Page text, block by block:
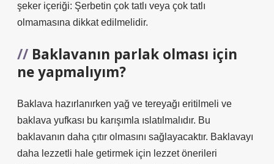
şeker içeriği: Şerbetin çok tatlı veya çok tatlı
olmamasına dikkat edilmelidir.
Baklavanın parlak olması için
ne yapmalıyım?
Baklava hazırlanırken yağ ve tereyağı eritilmeli ve
baklava yufkası bu karışımla ıslatılmalıdır. Bu
baklavanın daha çıtır olmasını sağlayacaktır. Baklavayı
daha lezzetli hale getirmek için lezzet önerileri